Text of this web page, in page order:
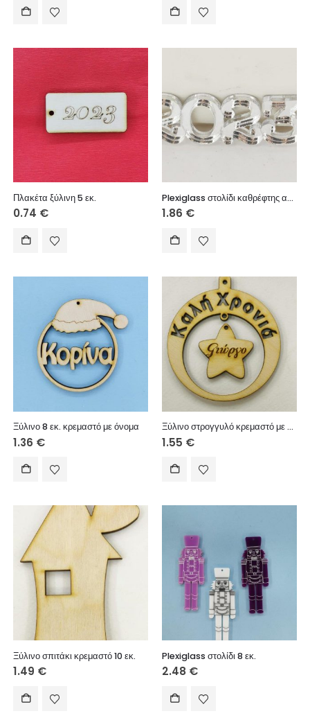
Πλακέτα ξύλινη 5 εκ.
0.74 €
Plexiglass στολίδι καθρέφτης ασημί 4 εκ.
1.86 €
Ξύλινο 8 εκ. κρεμαστό με όνομα
1.36 €
Ξύλινο στρογγυλό κρεμαστό με ευχές (Καλή Χρονιά), σε αστέρι (όνομα δικό σας) 10 εκ.
1.55 €
Ξύλινο σπιτάκι κρεμαστό 10 εκ.
1.49 €
Plexiglass στολίδι 8 εκ.
2.48 €